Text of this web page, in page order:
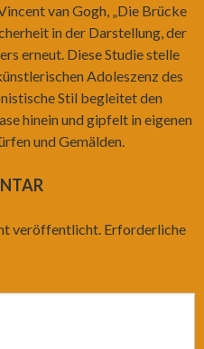
van Gogh, „Die Brücke
in der Darstellung, der
erneut. Diese Studie stelle
Adoleszenz des
Stil begleitet den
hinein und gipfelt in eigenen
und Gemälden.
veröffentlicht. Erforderliche